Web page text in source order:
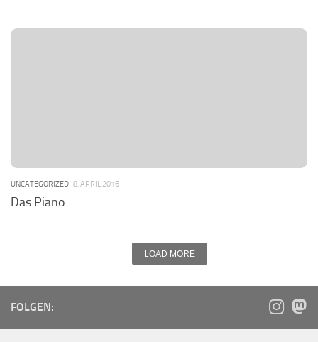
UNCATEGORIZED 8. APRIL 2016
Das Piano
LOAD MORE
FOLGEN: